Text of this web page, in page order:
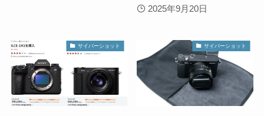
2025年9月20日
サイバーショット サイバーショット